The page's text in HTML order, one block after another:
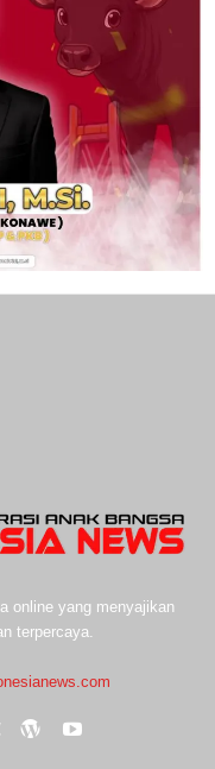
online yang menyajikan
terpercaya.